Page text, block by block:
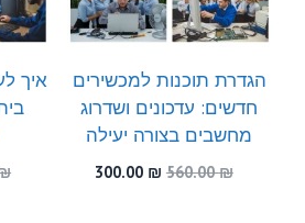
הגדרת תוכנות למכשירים
חדשים: עדכונים ושדרוג
מחשבים בצורה יעילה
560.00₪
המחיר
300.00 ₪
איך